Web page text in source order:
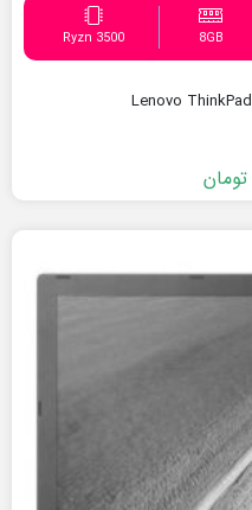
8GB
Ryzn 3500
تومان